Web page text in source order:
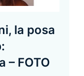
la posa
– FOTO